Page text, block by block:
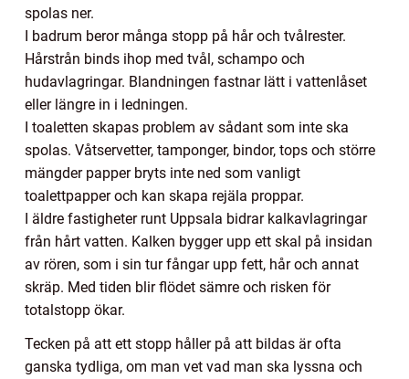
spolas ner.
I badrum beror många stopp på hår och tvålrester.
Hårstrån binds ihop med tvål, schampo och
hudavlagringar. Blandningen fastnar lätt i vattenlåset
eller längre in i ledningen.
I toaletten skapas problem av sådant som inte ska
spolas. Våtservetter, tamponger, bindor, tops och större
mängder papper bryts inte ned som vanligt
toalettpapper och kan skapa rejäla proppar.
I äldre fastigheter runt Uppsala bidrar kalkavlagringar
från hårt vatten. Kalken bygger upp ett skal på insidan
av rören, som i sin tur fångar upp fett, hår och annat
skräp. Med tiden blir flödet sämre och risken för
totalstopp ökar.
Tecken på att ett stopp håller på att bildas är ofta
ganska tydliga, om man vet vad man ska lyssna och